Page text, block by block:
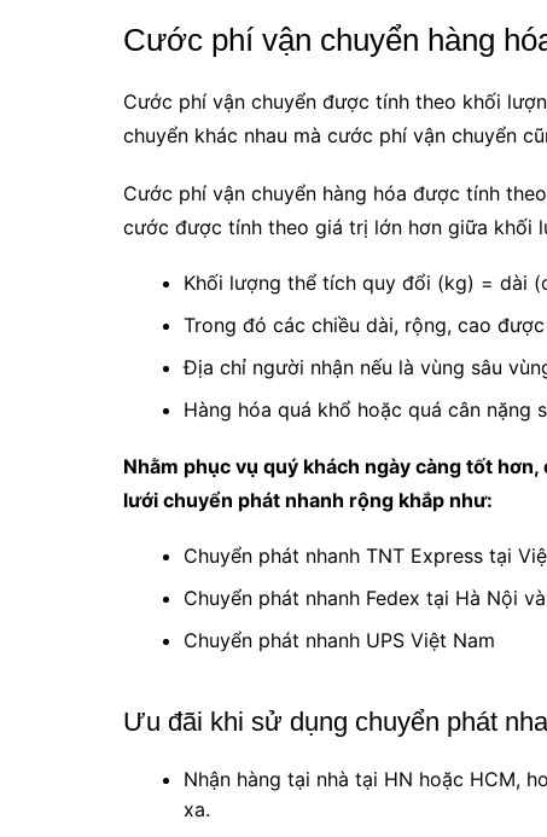
Cước phí vận chuyển hàng
Cước phí vận chuyển được tính theo khối
chuyển khác nhau mà cước phí vận chuyển
Cước phí vận chuyển hàng hóa được tính
cước được tính theo giá trị lớn hơn giữa khối
Khối lượng thể tích quy đổi (kg) = dài
Trong đó các chiều dài, rộng, cao
Địa chỉ người nhận nếu là vùng sâu
Hàng hóa quá khổ hoặc quá cân nặng
Nhằm phục vụ quý khách ngày càng tốt
lưới chuyển phát nhanh rộng khắp như:
Chuyển phát nhanh TNT Express tại
Chuyển phát nhanh Fedex tại Hà Nội
Chuyển phát nhanh UPS Việt Nam
Ưu đãi khi sử dụng chuyển phát
Nhận hàng tại nhà tại HN hoặc HCM,
xa.